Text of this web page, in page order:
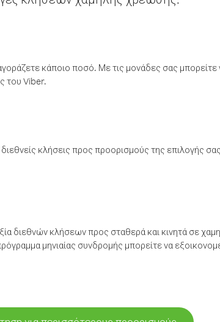
κάποιο ποσό. Με τις μονάδες σας μπορείτε
του Viber.
κλήσεις προς προορισμούς της επιλογής
διεθνών κλήσεων προς σταθερά και κινητά σε
μηνιαίας συνδρομής μπορείτε να